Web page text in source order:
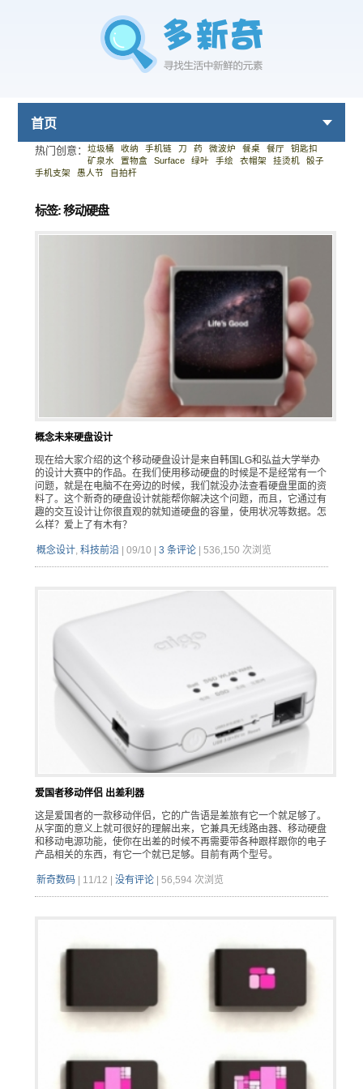
首页
热门创意： 垃圾桶 收纳 手机链 刀 药 微波炉 餐桌 餐厅
钥匙扣
矿泉水
置物盒 Surface 绿叶 手绘 衣帽架 挂烫机
骰子
手机支架
愚人节 自拍杆
标签: 移动硬盘
概念未来硬盘设计
现在给大家介绍的这个移动硬盘设计是来自韩国LG和弘益大学举办
的设计大赛中的作品。在我们使用移动硬盘的时候是不是经常有一个
问题，就是在电脑不在旁边的时候，我们就没办法查看硬盘里面的资
料了。这个新奇的硬盘设计就能帮你解决这个问题，而且，它通过有
趣的交互设计让你很直观的就知道硬盘的容量，使用状况等数据。怎
么样？爱上了有木有？
概念设计, 科技前沿| 09/10 3 条评论| 536,150 次浏览
爱国者移动伴侣 出差利器
这是爱国者的一款移动伴侣，它的广告语是差旅有它一个就足够了。
从字面的意义上就可很好的理解出来，它兼具无线路由器、移动硬盘
和移动电源功能，使你在出差的时候不再需要带各种跟样跟你的电子
产品相关的东西，有它一个就已足够。目前有两个型号。
新奇数码| 11/12 没有评论| 56,594 次浏览